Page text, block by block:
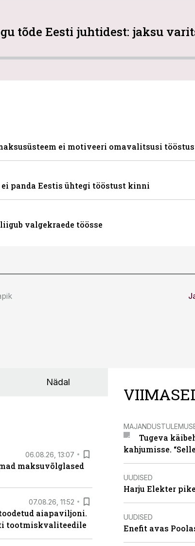
tõde Eesti juhtidest: jaksu
ei motiveeri omavalitsusi
panda Eestis ühtegi tööstust kinni
valgekraede töösse
Nädal
06.08.26, 13:07
maksuvõlglased
07.08.26, 11:52
aiapaviljoni.
tootmiskvaliteedile
Tugeva
kahjumisse.
UUDISED
Harju Elekter
UUDISED
Enefit avas